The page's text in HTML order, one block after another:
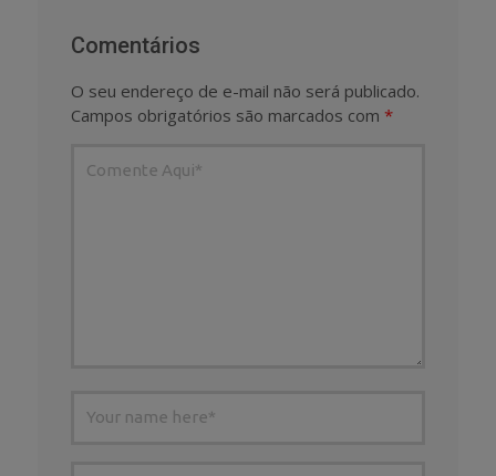
Comentários
O seu endereço de e-mail não será publicado.
Campos obrigatórios são marcados com *